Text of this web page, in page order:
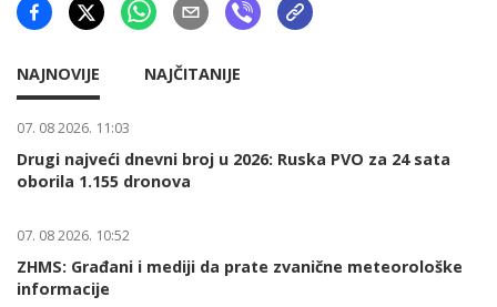
NAJNOVIJE NAJČITANIJE
07. 08 2026. 11:03
Drugi najveći dnevni broj u 2026: Ruska PVO za 24 sata
oborila 1.155 dronova
07. 08 2026. 10:52
ZHMS: Građani i mediji da prate zvanične meteorološke
informacije